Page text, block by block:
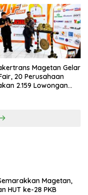
Magetan Gelar
20 Perusahaan
2.159 Lowongan
Magetan,
HUT ke-28 PKB